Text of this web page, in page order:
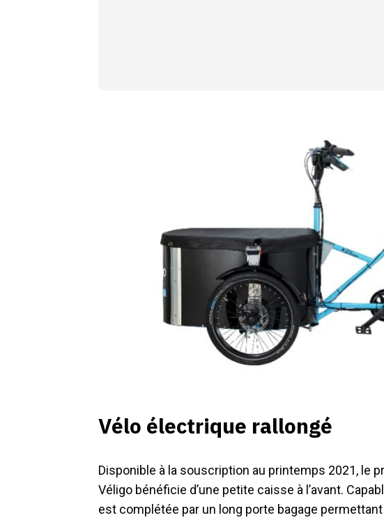
Vélo électrique rallongé
Disponible à la souscription au printemps 2021, le
Véligo bénéficie d’une petite caisse à l’avant.
est complétée par un long porte bagage